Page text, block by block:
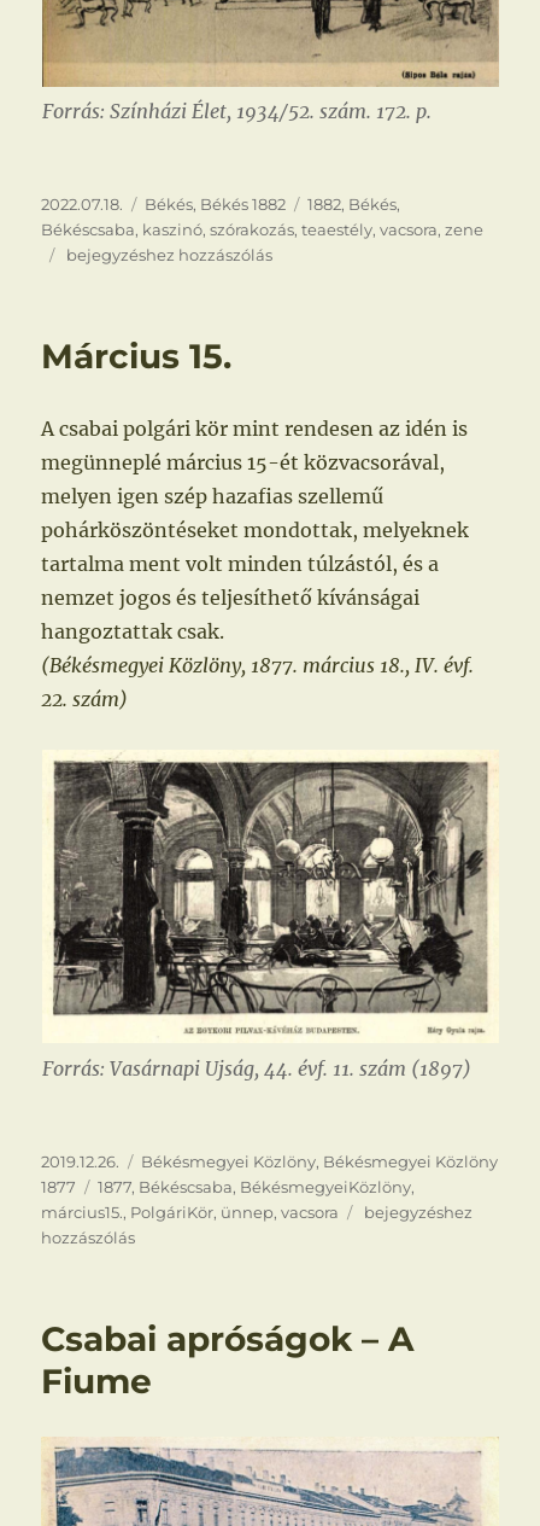
Forrás: Színházi Élet, 1934/52. szám. 172. p.
Közzétéve
2022.07.18. Kategória
Békés, Békés 1882 Címke
1882, Békés,
Békéscsaba, kaszinó,szórakozás,teaestély,vacsora,zene
Teaestélyek
bejegyzéshez hozzászólás
Március 15.
A csabai polgári kör mint rendesen az idén is
megünneplé március 15-ét közvacsorával,
melyen igen szép hazafias szellemű
pohárköszöntéseket mondottak, melyeknek
tartalma ment volt minden túlzástól, és a
nemzet jogos és teljesíthető kívánságai
hangoztattak csak.
(Békésmegyei Közlöny, 1877. március 18., IV. évf.
22. szám)
Forrás: Vasárnapi Ujság, 44. évf. 11. szám (1897)
Közzétéve
2019.12.26. Kategória
Békésmegyei Közlöny, Békésmegyei Közlöny
1877
Címke
1877, Békéscsaba, BékésmegyeiKözlöny,
március15., PolgáriKör, ünnep,vacsora
Március
bejegyzéshez
hozzászólás
Csabai apróságok – A
Fiume